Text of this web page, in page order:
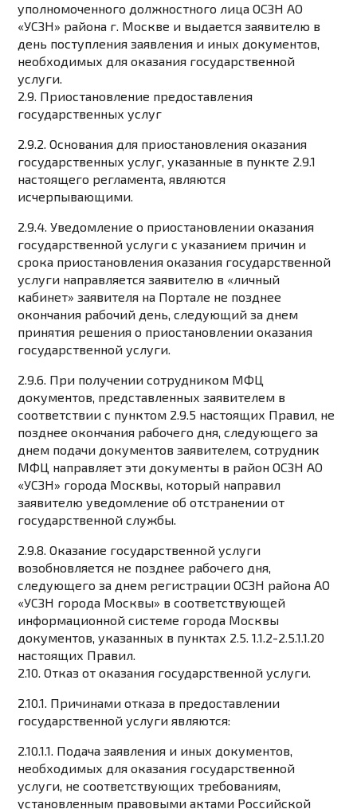
уполномоченного должностного лица ОСЗН АО
«УСЗН» района г. Москве и выдается заявителю в
день поступления заявления и иных документов,
необходимых для оказания государственной
услуги.
2.9. Приостановление предоставления
государственных услуг
2.9.2. Основания для приостановления оказания
государственных услуг, указанные в пункте 2.9.1
настоящего регламента, являются
исчерпывающими.
2.9.4. Уведомление о приостановлении оказания
государственной услуги с указанием причин и
срока приостановления оказания государственной
услуги направляется заявителю в «личный
кабинет» заявителя на Портале не позднее
окончания рабочий день, следующий за днем ​​
принятия решения о приостановлении оказания
государственной услуги.
2.9.6. При получении сотрудником МФЦ
документов, представленных заявителем в
соответствии с пунктом 2.9.5 настоящих Правил, не
позднее окончания рабочего дня, следующего за
днем ​​подачи документов заявителем, сотрудник
МФЦ направляет эти документы в район ОСЗН АО
«УСЗН» города Москвы, который направил
заявителю уведомление об отстранении от
государственной службы.
2.9.8. Оказание государственной услуги
возобновляется не позднее рабочего дня,
следующего за днем ​​регистрации ОСЗН района АО
«УСЗН города Москвы» в соответствующей
информационной системе города Москвы
документов, указанных в пунктах 2.5. 1.1.2-2.5.1.1.20
настоящих Правил.
2.10. Отказ от оказания государственной услуги.
2.10.1. Причинами отказа в предоставлении
государственной услуги являются:
2.10.1.1. Подача заявления и иных документов,
необходимых для оказания государственной
услуги, не соответствующих требованиям,
установленным правовыми актами Российской